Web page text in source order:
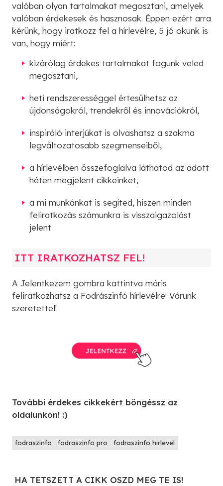
valóban olyan tartalmakat megosztani, amelyek
valóban érdekesek és hasznosak. Éppen ezért arra
kérünk, hogy iratkozz fel a hírlevélre, 5 jó okunk is
van, hogy miért:
kizárólag érdekes tartalmakat fogunk veled
megosztani,
heti rendszerességgel értesülhetsz az
újdonságokról, trendekről és innovációkról,
inspiráló interjúkat is olvashatsz a szakma
legváltozatosabb szegmenseiből,
a hírlevélben összefoglalva láthatod az adott
héten megjelent cikkeinket,
a mi munkánkat is segíted, hiszen minden
feliratkozás számunkra is visszaigazolást
jelent
ITT IRATKOZHATSZ FEL!
A Jelentkezem gombra kattintva máris
feliratkozhatsz a Fodrászinfó hírlevélre! Várunk
szeretettel!
További érdekes cikkekért böngéssz az
oldalunkon! :)
fodraszinfo fodraszinfo pro fodraszinfo hirlevel
HA TETSZETT A CIKK OSZD MEG TE IS!